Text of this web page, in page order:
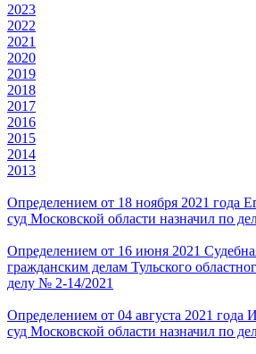
2023
2022
2021
2020
2019
2018
2017
2016
2015
2014
2013
Определением от 18 ноября 2021 года
суд Московской области назначил по
Определением от 16 июня 2021
гражданским делам Тульского
делу № 2-14/2021
Определением от 04 августа 2021 года
суд Московской области назначил по